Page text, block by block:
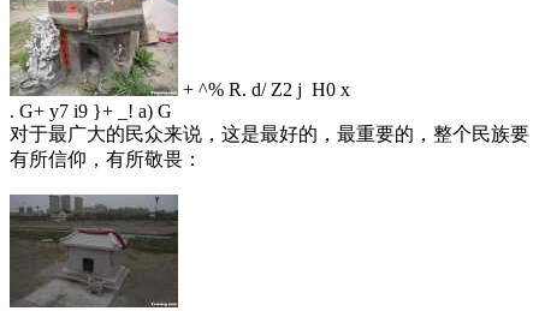
+ ^% R. d/ Z2 j H0 x
. G+ y7 i9 }+ _! a) G
对于最广大的民众来说，这是最好的，最重要的，整个民族要
有所信仰，有所敬畏：